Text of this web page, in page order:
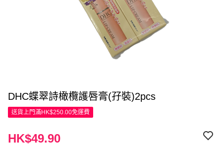
DHC蝶翠詩橄欖護唇膏(孖裝)2pcs
送貨上門滿HK$250.00免運費
HK$49.90